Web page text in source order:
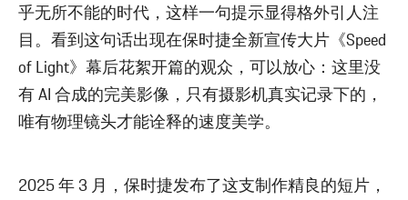
乎无所不能的时代，这样一句提示显得格外引人注
目。看到这句话出现在保时捷全新宣传大片《Speed
of Light》幕后花絮开篇的观众，可以放心：这里没
有 AI 合成的完美影像，只有摄影机真实记录下的，
唯有物理镜头才能诠释的速度美学。
2025 年 3 月，保时捷发布了这支制作精良的短片，